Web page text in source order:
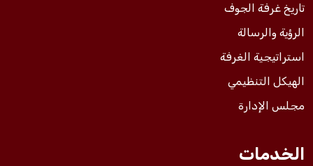
تاريخ غرفة الجوف
الرؤية والرسالة
استراتيجية الغرفة
الهيكل التنظيمي
مجلس الإدارة
الخدمات